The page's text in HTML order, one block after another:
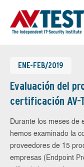
ENE-FEB/2019
Evaluación del
certificación AV-
Durante los meses de
hemos examinado la
proveedores de 15
empresas (Endpoint